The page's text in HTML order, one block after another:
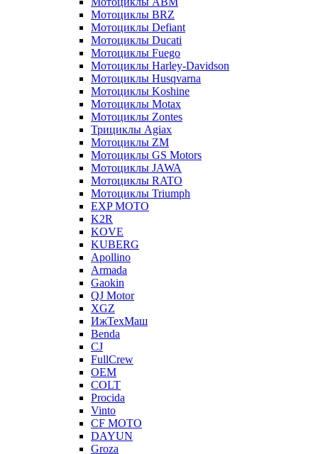
Мотоциклы BRZ
Мотоциклы Defiant
Мотоциклы Ducati
Мотоциклы Fuego
Мотоциклы Harley-Davidson
Мотоциклы Husqvarna
Мотоциклы Koshine
Мотоциклы Motax
Мотоциклы Zontes
Трициклы Agiax
Мотоциклы ZM
Мотоциклы GS Motors
Мотоциклы JAWA
Мотоциклы RATO
Мотоциклы Triumph
EXP MOTO
K2R
KOVE
KUBERG
Apollino
Armada
Gaokin
QJ Motor
XGZ
ИжТехМаш
Benda
CJ
FullCrew
OEM
COLT
Procida
Vinto
CF MOTO
DAYUN
Groza